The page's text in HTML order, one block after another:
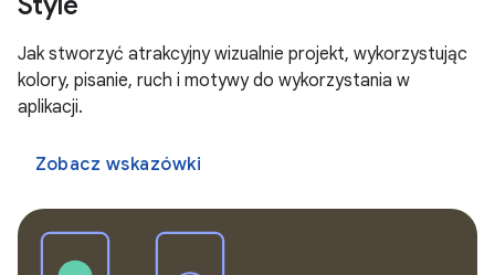
Jak stworzyć atrakcyjny wizualnie projekt, wykorzystując
kolory, pisanie, ruch i motywy do wykorzystania w
aplikacji.
Zobacz wskazówki